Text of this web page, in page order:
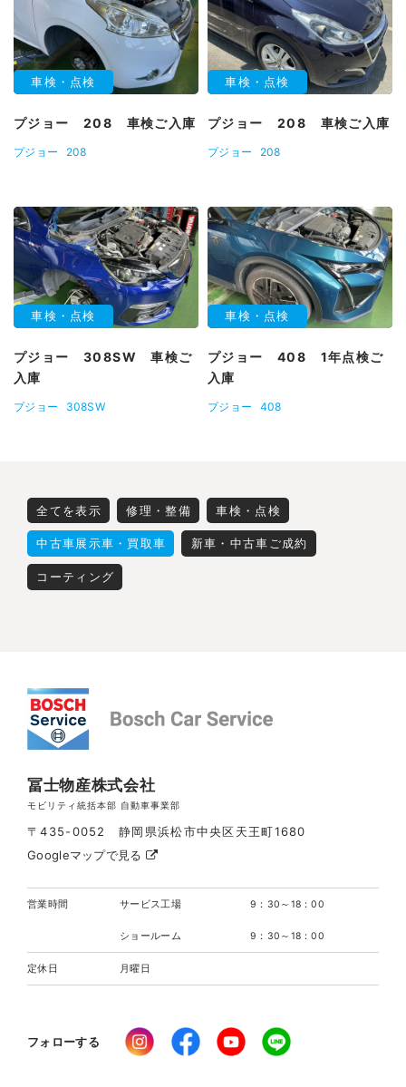
車検・点検
プジョー 208 車検ご入庫
プジョー 208
車検・点検
プジョー 208 車検ご入庫
プジョー 208
車検・点検
プジョー 308SW 車検ご
入庫
プジョー 308SW
車検・点検
プジョー 408 1年点検ご
入庫
プジョー 408
全てを表示 修理・整備 車検・点検
中古車展示車・買取車 新車・中古車ご成約
コーティング
冨士物産株式会社
モビリティ統括本部 自動車事業部
〒435-0052 静岡県浜松市中央区天王町1680
Googleマップで見る
営業時間 サービス工場 9：30～18：00
ショールーム 9：30～18：00
定休日 月曜日
フォローする